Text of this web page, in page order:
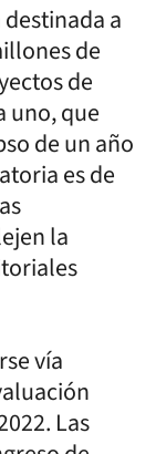
a
de
de
uno, que
de un año
es de
la
vía
Las